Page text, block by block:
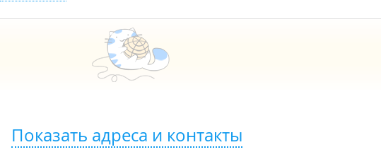
Показать адреса и контакты